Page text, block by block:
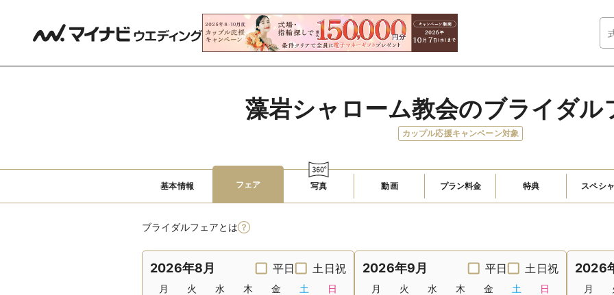
藻岩シャローム教会のブライダル
カップル応援キャンペーン対象
基本情報 フェア 写真 動画 プラン料金 特典 スペシ
ブライダルフェアとは
2026年8月 平日 土日祝
月 火 水 木 金 土 日
2026年9月 平日 土日祝
月 火 水 木 金 土 日
2026
月